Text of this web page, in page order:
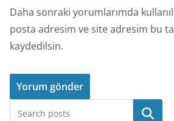
Daha sonraki yorumlarımda
posta adresim ve site adresim bu
kaydedilsin.
Ara